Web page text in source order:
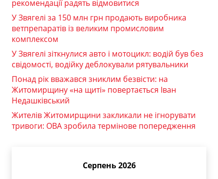
рекомендації радять відмовитися
У Звягелі за 150 млн грн продають виробника
ветпрепаратів із великим промисловим
комплексом
У Звягелі зіткнулися авто і мотоцикл: водій був без
свідомості, водійку деблокували рятувальники
Понад рік вважався зниклим безвісти: на
Житомирщину «на щиті» повертається Іван
Недашківський
Жителів Житомирщини закликали не ігнорувати
тривоги: ОВА зробила термінове попередження
Серпень 2026